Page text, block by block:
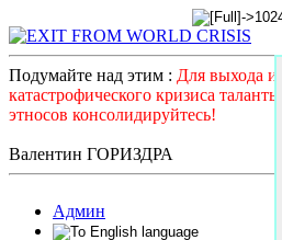
Подумайте над этим : Для выхода
катастрофического кризиса
этносов консолидируйтесь!
Валентин ГОРИЗДРА
Админ